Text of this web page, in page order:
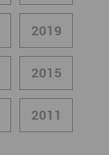
2019
2015
2011